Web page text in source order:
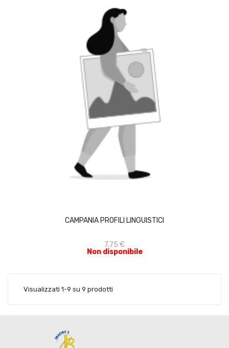
CAMPANIA PROFILI LINGUISTICI
7,75 €
Non disponibile
Visualizzati 1-9 su 9 prodotti